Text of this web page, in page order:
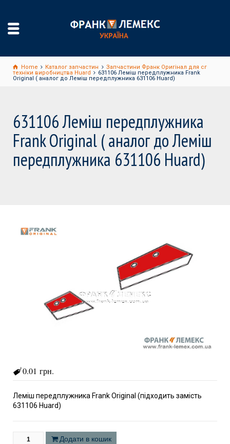
Home Каталог запчастин
Запчастини Франк Оригінал для сг
техніки виробництва Huard
631106 Леміш передплужника Frank
Original ( аналог до Леміш передплужника 631106 Huard)
631106 Леміш передплужника
Frank Original ( аналог до Леміш
передплужника 631106 Huard)
0.01 грн.
Леміш передплужника Frank Original (підходить замість
631106 Huard)
Додати в кошик